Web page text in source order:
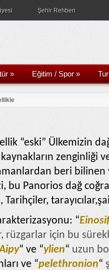
Şehir Rehberi
» Eğitim / Spor »
“eski” Ülkemizin
zenginliği
beri bilinen
bu Panorios dağ
Tarihçiler,
“
rüzgarlar için bu
“ ve “ylien“ uzun
ve “pelethronion“